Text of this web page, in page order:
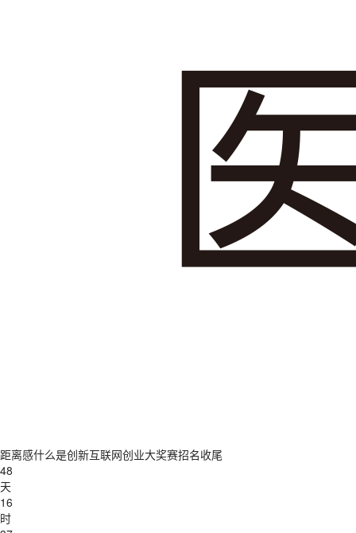
距离感什么是创新互联网创业大奖赛招名收尾
48
天
16
时